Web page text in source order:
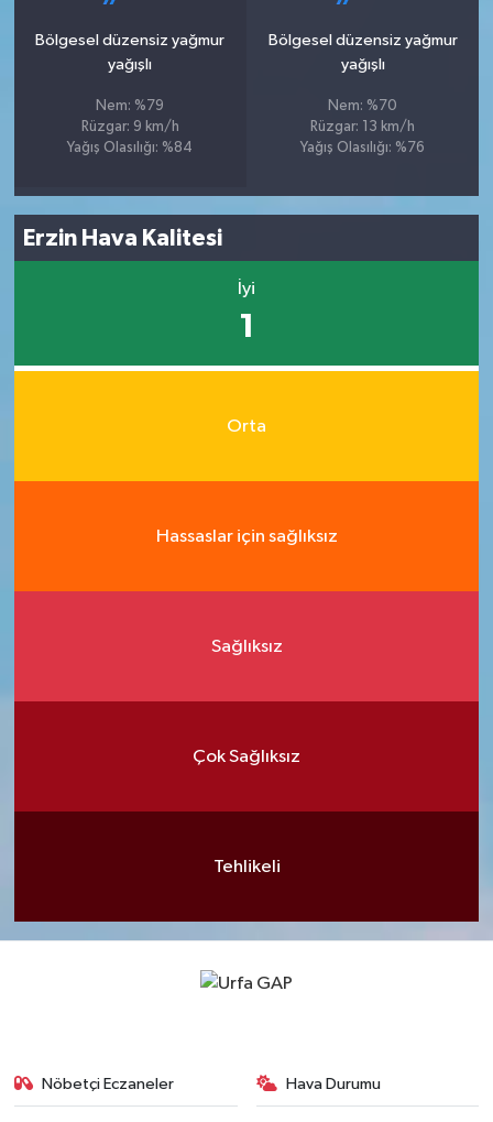
Bölgesel düzensiz yağmur
yağışlı
Nem: %79
Rüzgar: 9 km/h
Yağış Olasılığı: %84
Bölgesel düzensiz yağmur
yağışlı
Nem: %70
Rüzgar: 13 km/h
Yağış Olasılığı: %76
Erzin Hava Kalitesi
İyi
1
Orta
Hassaslar için sağlıksız
Sağlıksız
Çok Sağlıksız
Tehlikeli
Nöbetçi Eczaneler Hava Durumu